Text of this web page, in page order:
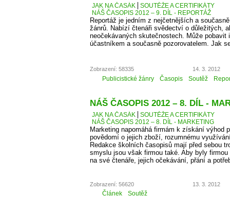
JAK NA ČASÁK
SOUTĚŽE A CERTIFIKÁTY
NÁŠ ČASOPIS 2012 – 9. DÍL - REPORTÁŽ
Reportáž je jedním z nejčetnějších a
žánrů. Nabízí čtenáři svědectví o důležitých,
neočekávaných skutečnostech. Může pobavit
účastníkem a současně pozorovatelem. Jak
Zobrazení: 58335 14. 3. 2012
Publicistické žánry Časopis Soutěž
NÁŠ ČASOPIS 2012 – 8. DÍL -
JAK NA ČASÁK
SOUTĚŽE A CERTIFIKÁTY
NÁŠ ČASOPIS 2012 – 8. DÍL - MARKETING
Marketing napomáhá firmám k získání výhod
povědomí o jejich zboží, rozumnému
Redakce školních časopisů mají před sebou
smyslu jsou však firmou také. Aby byly
na své čtenáře, jejich očekávání, přání a
Zobrazení: 56620 13. 3. 2012
Článek Soutěž